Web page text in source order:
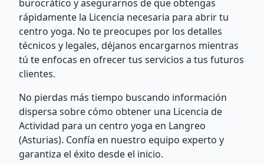
burocrático y asegurarnos de que obtengas
rápidamente la Licencia necesaria para abrir tu
centro yoga. No te preocupes por los detalles
técnicos y legales, déjanos encargarnos mientras
tú te enfocas en ofrecer tus servicios a tus futuros
clientes.
No pierdas más tiempo buscando información
dispersa sobre cómo obtener una Licencia de
Actividad para un centro yoga en Langreo
(Asturias). Confía en nuestro equipo experto y
garantiza el éxito desde el inicio.